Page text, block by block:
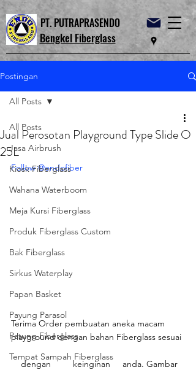
PT. PUTRAPRASENDO
Bengkel Fiberglass
Postingan
All Posts
Jasa Airbrush
Kiosk Fiberglass
Wahana Waterboom
Meja Kursi Fiberglass
Produk Fiberglass Custom
Bak Fiberglass
Sirkus Waterplay
Papan Basket
Payung Parasol
Patung Fiberglass
Tempat Sampah Fiberglass
All Posts
Jual Perosotan Playground Type Slide O
25L
Follow @endofiber
Terima Order pembuatan aneka macam
playground dengan bahan Fiberglass sesuai